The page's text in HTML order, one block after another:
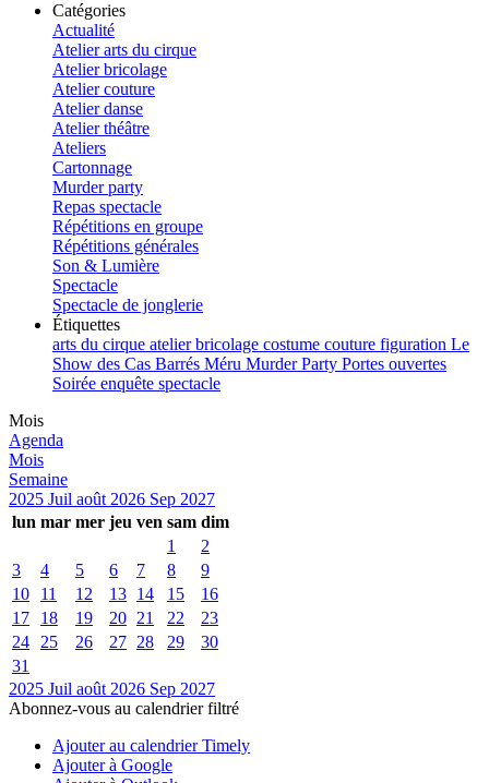
Catégories
Actualité
Atelier arts du cirque
Atelier bricolage
Atelier couture
Atelier danse
Atelier théâtre
Ateliers
Cartonnage
Murder party
Repas spectacle
Répétitions en groupe
Répétitions générales
Son & Lumière
Spectacle
Spectacle de jonglerie
Étiquettes
arts du cirque atelierbricolage costume couture figuration Le
Show des Cas Barrés Méru Murder Party Portes ouvertes
Soirée enquête spectacle
Mois
Agenda
Mois
Semaine
2025 Juil août 2026 Sep 2027
lun mar mer jeu ven sam dim
1
2
3
4 5 6 7 8
9
10
11 12 13 14 15
16
17
18 19 20 21 22
23
24
25 26 27 28 29
30
31
2025 Juil août 2026 Sep 2027
Abonnez-vous au calendrier filtré
Ajouter au calendrier Timely
Ajouter à Google